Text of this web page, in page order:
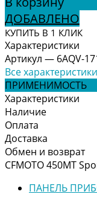
ДОБАВЛЕНО
КУПИТЬ В 1 КЛИК
Характеристики
Артикул — 6AQV-
Все характеристики
ПРИМЕНИМОСТЬ
Характеристики
Наличие
Оплата
Доставка
Обмен и возврат
CFMOTO 450MT
ПАНЕЛЬ